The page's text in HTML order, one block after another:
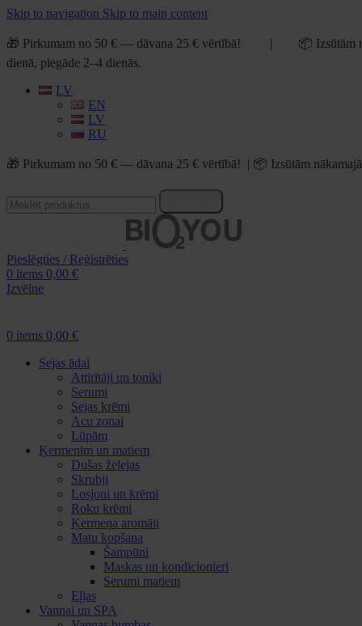
Skip to navigation Skip to main content
🎁 Pirkumam no 50 € — dāvana 25 € vērtībā! | 📦 Izsūtām
dienā, piegāde 2–4 dienās.
LV
EN
LV
RU
🎁 Pirkumam no 50 € — dāvana 25 € vērtībā! | 📦 Izsūtām nākamajā
Pieslēgties / Reģistrēties
0 items 0,00 €
Izvēlne
0 items 0,00 €
Sejas ādai
Attīrītāji un toniki
Serumi
Sejas krēmi
Acu zonai
Lūpām
Ķermenim un matiem
Dušas želejas
Skrubji
Losjoni un krēmi
Roku krēmi
Ķermeņa aromāti
Matu kopšana
Šampūni
Maskas un kondicionieri
Serumi matiem
Eļļas
Vannai un SPA